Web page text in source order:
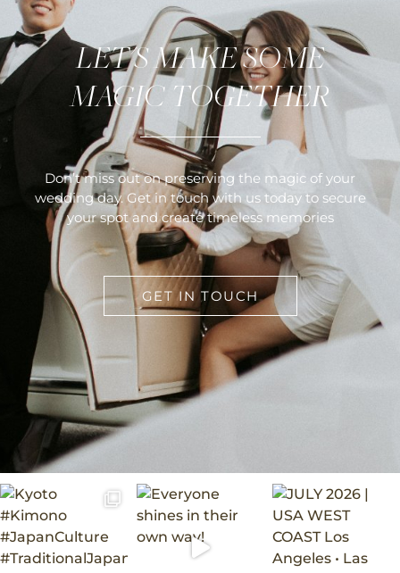
LET'S MAKE SOME
MAGIC TOGETHER
Don’t miss out on preserving the magic of your
wedding day. Get in touch with us today to secure
your spot and create timeless memories
GET IN TOUCH